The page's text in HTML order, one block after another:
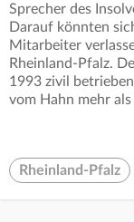
Sprecher des
Darauf könnten
Mitarbeiter
Rheinland-Pfalz.
1993 zivil
vom Hahn mehr
Rheinland-Pfalz